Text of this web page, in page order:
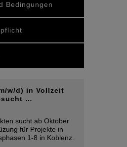
Bedingungen
w/d) in Vollzeit
…
sucht ab Oktober
für Projekte in
1-8 in Koblenz.